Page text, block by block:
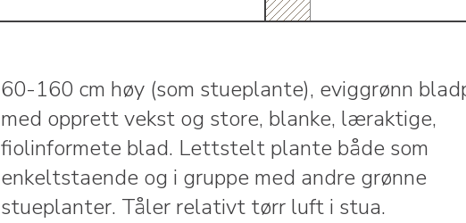
60-160 cm høy (som stueplante), eviggrønn
med opprett vekst og store, blanke, læraktige,
fiolinformete blad. Lettstelt plante både som
enkeltstaende og i gruppe med andre grønne
stueplanter. Tåler relativt tørr luft i stua.